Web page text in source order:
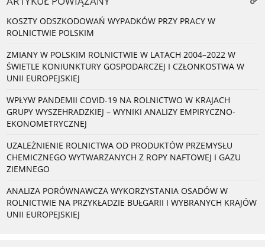
KOSZTY ODSZKODOWAŃ WYPADKÓW PRZY PRACY W
ROLNICTWIE POLSKIM
ZMIANY W POLSKIM ROLNICTWIE W LATACH 2004–2022 W
ŚWIETLE KONIUNKTURY GOSPODARCZEJ I CZŁONKOSTWA W
UNII EUROPEJSKIEJ
WPŁYW PANDEMII COVID-19 NA ROLNICTWO W KRAJACH
GRUPY WYSZEHRADZKIEJ – WYNIKI ANALIZY EMPIRYCZNO-
EKONOMETRYCZNEJ
UZALEŻNIENIE ROLNICTWA OD PRODUKTÓW PRZEMYSŁU
CHEMICZNEGO WYTWARZANYCH Z ROPY NAFTOWEJ I GAZU
ZIEMNEGO
ANALIZA PORÓWNAWCZA WYKORZYSTANIA OSADÓW W
ROLNICTWIE NA PRZYKŁADZIE BUŁGARII I WYBRANYCH KRAJÓW
UNII EUROPEJSKIEJ